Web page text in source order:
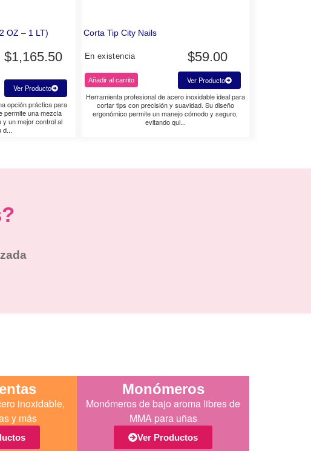
OZ – 1 LT)
$1,165.50
Ver Producto
opción práctica para
permite una mezcla
y un mejor control al
d...
Corta Tip City Nails
En existencia $59.00
Añadir al carrito
Ver Producto
Herramienta profesional de acero inoxidable ideal para
cortar tips con precisión y suavidad. Su diseño
ergonómico permite un manejo cómodo y seguro,
evitando qui...
inoxidable,
y más
Monómeros
Monómeros de bajo aroma libres de
MMA para uñas
Ver Productos